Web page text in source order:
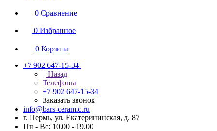
0 Сравнение
0 Избранное
0 Корзина
+7 902 647-15-34
Назад
Телефоны
+7 902 647-15-34
Заказать звонок
info@bars-ceramic.ru
г. Пермь, ул. Екатерининская, д. 87
Пн - Вс: 10.00 - 19.00